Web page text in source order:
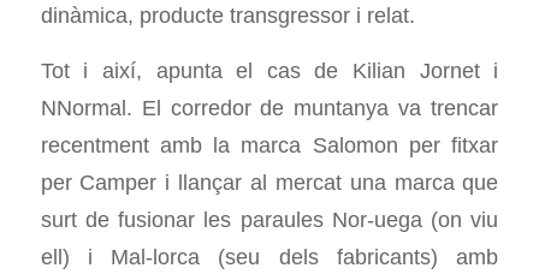
dinàmica, producte transgressor i relat.
Tot i així, apunta el cas de Kilian Jornet i
NNormal. El corredor de muntanya va trencar
recentment amb la marca Salomon per fitxar
per Camper i llançar al mercat una marca que
surt de fusionar les paraules Nor-uega (on viu
ell) i Mal-lorca (seu dels fabricants) amb